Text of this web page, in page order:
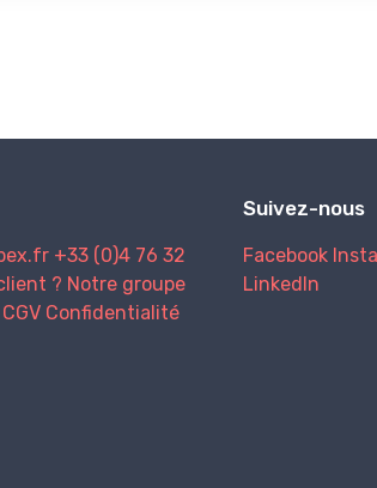
+33 (0)4 76 32
? Notre groupe
CGV Confidentialité
Suivez-nous
Facebook
LinkedIn